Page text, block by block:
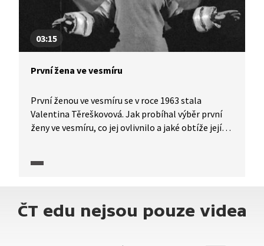
03:15
První žena ve vesmíru
První ženou ve vesmíru se v roce 1963 stala
Valentina Těreškovová. Jak probíhal výběr první
ženy ve vesmíru, co jej ovlivnilo a jaké obtíže její
ČT edu nejsou pouze videa